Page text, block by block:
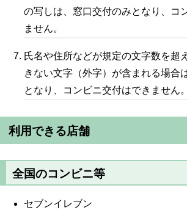
の写しは、窓口交付のみとなり、コ
ません。
氏名や住所などが規定の文字数を超
きない文字（外字）が含まれる場合
となり、コンビニ交付はできません。
利用できる店舗
全国のコンビニ等
セブンイレブン